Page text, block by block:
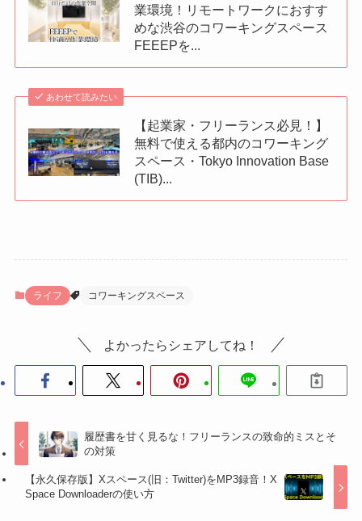
業環境！リモートワークにおすす
めな渋谷のコワーキングスペース
FEEEPを...
あわせて読みたい
【起業家・フリーランス必見！】
無料で使える都内のコワーキング
スペース・Tokyo Innovation Base
(TIB)...
ライフ コワーキングスペース
よかったらシェアしてね！
履歴書を甘く見るな！フリーランスの致命的ミスとそ
の対策
【永久保存版】Xスペース(旧：Twitter)をMP3録音！X
Space Downloaderの使い方